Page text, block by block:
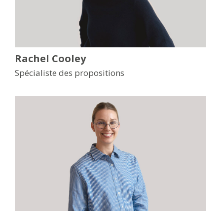
Rachel Cooley
Spécialiste des propositions